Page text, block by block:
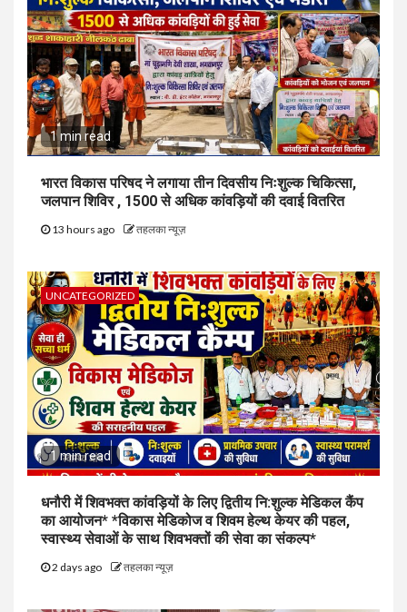
1 min read
भारत विकास परिषद ने लगाया तीन दिवसीय निःशुल्क चिकित्सा,
जलपान शिविर , 1500 से अधिक कांवड़ियों की दवाई वितरित
13 hours ago तहलका न्यूज़
UNCATEGORIZED
1 min read
धनौरी में शिवभक्त कांवड़ियों के लिए द्वितीय नि:शुल्क मेडिकल कैंप
का आयोजन* *विकास मेडिकोज व शिवम हेल्थ केयर की पहल,
स्वास्थ्य सेवाओं के साथ शिवभक्तों की सेवा का संकल्प*
2 days ago तहलका न्यूज़